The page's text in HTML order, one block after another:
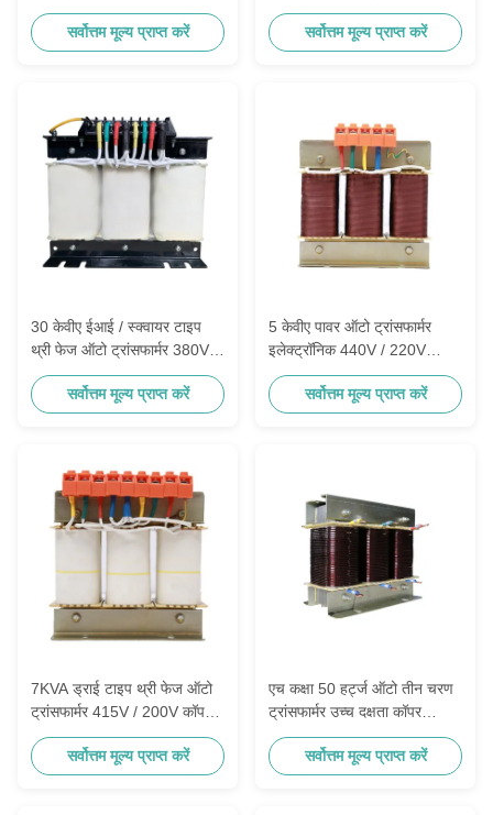
415V / 240V
सर्वोत्तम मूल्य प्राप्त करें
380V / 240V एफ / एच कक्षा:
सर्वोत्तम मूल्य प्राप्त करें
30 केवीए ईआई / स्क्वायर टाइप
थ्री फेज ऑटो ट्रांसफार्मर 380V /
220V एयर कूलिंग
सर्वोत्तम मूल्य प्राप्त करें
5 केवीए पावर ऑटो ट्रांसफार्मर
इलेक्ट्रॉनिक 440V / 220V
50/60 हर्ट्ज
सर्वोत्तम मूल्य प्राप्त करें
7KVA ड्राई टाइप थ्री फेज ऑटो
ट्रांसफार्मर 415V / 200V कॉपर
वायर
सर्वोत्तम मूल्य प्राप्त करें
एच कक्षा 50 हर्ट्ज ऑटो तीन चरण
ट्रांसफार्मर उच्च दक्षता कॉपर
एल्यूमिनियम
सर्वोत्तम मूल्य प्राप्त करें